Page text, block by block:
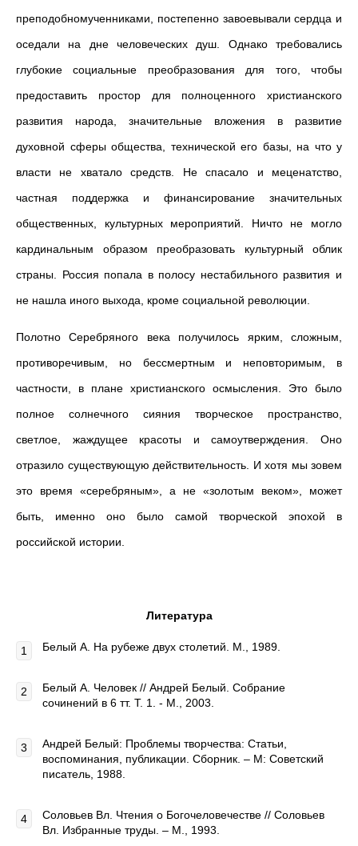
преподобномученниками, постепенно завоевывали сердца и
оседали на дне человеческих душ. Однако требовались
глубокие социальные преобразования для того, чтобы
предоставить простор для полноценного христианского
развития народа, значительные вложения в развитие
духовной сферы общества, технической его базы, на что у
власти не хватало средств. Не спасало и меценатство,
частная поддержка и финансирование значительных
общественных, культурных мероприятий. Ничто не могло
кардинальным образом преобразовать культурный облик
страны. Россия попала в полосу нестабильного развития и
не нашла иного выхода, кроме социальной революции.
Полотно Серебряного века получилось ярким, сложным,
противоречивым, но бессмертным и неповторимым, в
частности, в плане христианского осмысления. Это было
полное солнечного сияния творческое пространство,
светлое, жаждущее красоты и самоутверждения. Оно
отразило существующую действительность. И хотя мы зовем
это время «серебряным», а не «золотым веком», может
быть, именно оно было самой творческой эпохой в
российской истории.
Литература
Белый А. На рубеже двух столетий. М., 1989.
Белый А. Человек // Андрей Белый. Собрание
сочинений в 6 тт. Т. 1. - М., 2003.
Андрей Белый: Проблемы творчества: Статьи,
воспоминания, публикации. Сборник. – М: Советский
писатель, 1988.
Соловьев Вл. Чтения о Богочеловечестве // Соловьев
Вл. Избранные труды. – М., 1993.